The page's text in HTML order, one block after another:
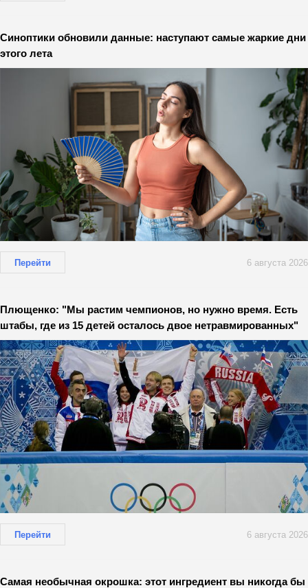
Синоптики обновили данные: наступают самые жаркие дни
этого лета
Перейти 6 августа 2026
Плющенко: "Мы растим чемпионов, но нужно время. Есть
штабы, где из 15 детей осталось двое нетравмированных"
Перейти 6 августа 2026
Самая необычная окрошка: этот ингредиент вы никогда бы